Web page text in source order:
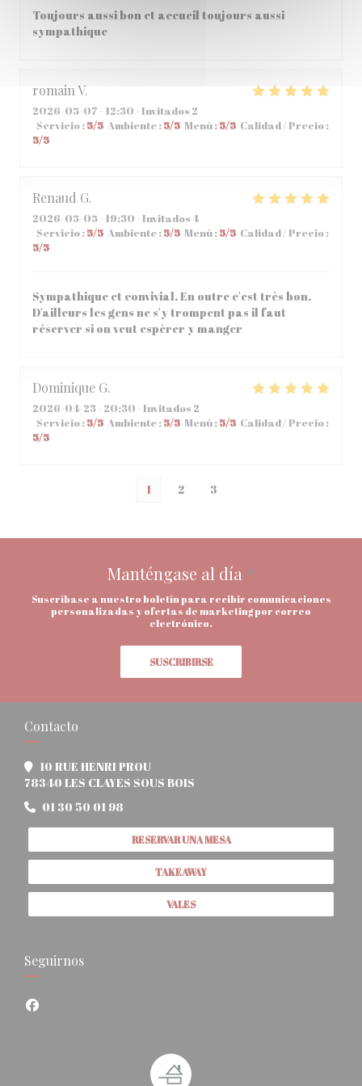
Toujours aussi bon et accueil toujours aussi
sympathique
romainV
2026-05-07 - 12:30 - Invitados 2
Servicio:5/5 Ambiente :5/5 Menú:5/5 Calidad / Precio:
5/5
Renaud G
2026-05-05- 19:30 - Invitados 4
Servicio:5/5 Ambiente :5/5 Menú:5/5 Calidad / Precio:
5/5
Sympathique et convivial. En outre c'est très bon.
D'ailleurs les gens ne s'y trompent pas il faut
réserver si on veut espèrer y manger
Dominique G
2026-04-23- 20:30 - Invitados 2
Servicio:5/5 Ambiente :5/5 Menú:5/5 Calidad / Precio:
5/5
1 2 3
Manténgase al día *
Suscríbase a nuestro boletín para recibir comunicaciones
personalizadas y ofertas de marketing por correo
electrónico.
SUSCRIBIRSE
Contacto
10 RUE HENRI PROU
78340 LES CLAYES SOUS BOIS
01 30 50 01 98
RESERVAR UNA MESA
TAKEAWAY
VALES
Seguirnos
Facebook ((abre en una nueva ventana))